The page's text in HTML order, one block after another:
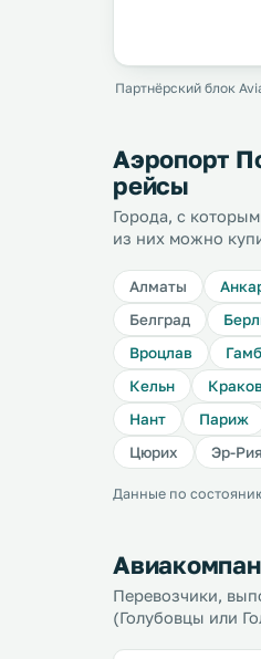
Партнёрский блок
Аэропорт
рейсы
Города, с
из них можно
Алматы
Белград
Вроцлав
Кельн
Краков
Нант
Париж
Цюрих
Эр-
Данные по
Перевозчики,
(Голубовцы или